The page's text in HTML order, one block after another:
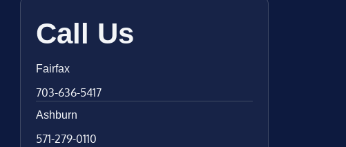
Call Us
Fairfax
703-636-5417
Ashburn
571-279-0110